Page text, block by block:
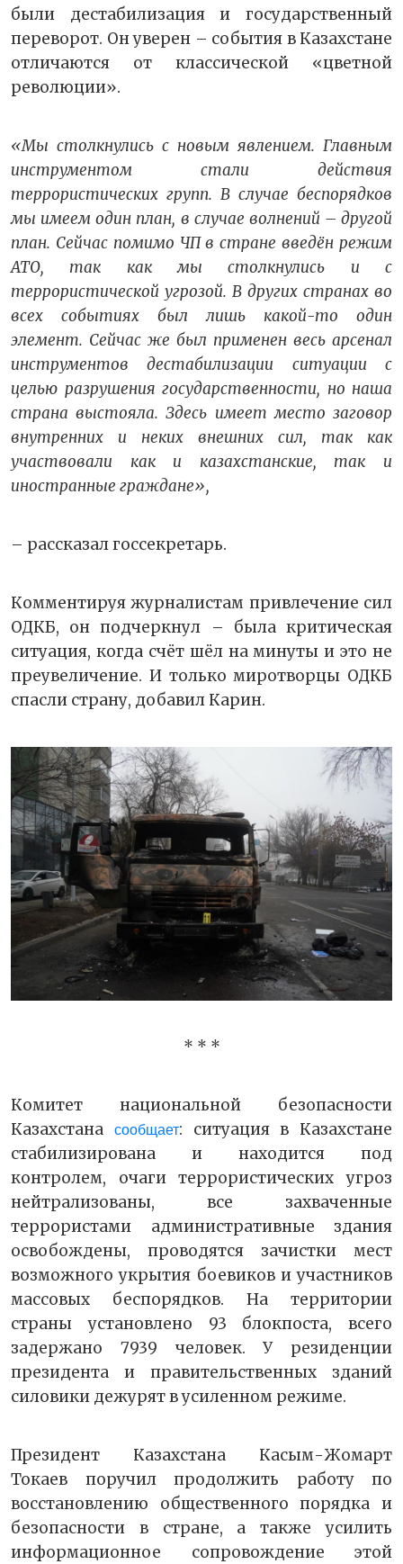
были дестабилизация и государственный
переворот. Он уверен – события в Казахстане
отличаются от классической «цветной
революции».
«Мы столкнулись с новым явлением. Главным
инструментом стали действия
террористических групп. В случае беспорядков
мы имеем один план, в случае волнений – другой
план. Сейчас помимо ЧП в стране введён режим
АТО, так как мы столкнулись и с
террористической угрозой. В других странах во
всех событиях был лишь какой-то один
элемент. Сейчас же был применен весь арсенал
инструментов дестабилизации ситуации с
целью разрушения государственности, но наша
страна выстояла. Здесь имеет место заговор
внутренних и неких внешних сил, так как
участвовали как и казахстанские, так и
иностранные граждане»,
– рассказал госсекретарь.
Комментируя журналистам привлечение сил
ОДКБ, он подчеркнул – была критическая
ситуация, когда счёт шёл на минуты и это не
преувеличение. И только миротворцы ОДКБ
спасли страну, добавил Карин.
* * *
Комитет национальной безопасности
Казахстана
сообщает: ситуация в Казахстане
стабилизирована и находится под
контролем, очаги террористических угроз
нейтрализованы, все захваченные
террористами административные здания
освобождены, проводятся зачистки мест
возможного укрытия боевиков и участников
массовых беспорядков. На территории
страны установлено 93 блокпоста, всего
задержано 7939 человек. У резиденции
президента и правительственных зданий
силовики дежурят в усиленном режиме.
Президент Казахстана Касым-Жомарт
Токаев поручил продолжить работу по
восстановлению общественного порядка и
безопасности в стране, а также усилить
информационное сопровождение этой